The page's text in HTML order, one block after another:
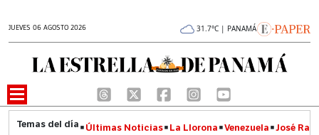
JUEVES 06 AGOSTO 2026 31.7°C | PANAMÁ
Últimas Noticias La Llorona Venezuela José